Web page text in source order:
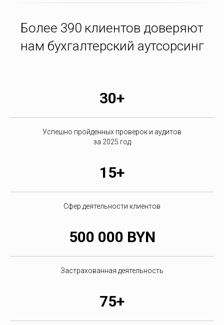
Более 390 клиентов доверяют
нам бухгалтерский аутсорсинг
30+
Успешно пройденных проверок и аудитов
за 2025 год
15+
Сфер деятельности клиентов
500 000 BYN
Застрахованная деятельность
75+